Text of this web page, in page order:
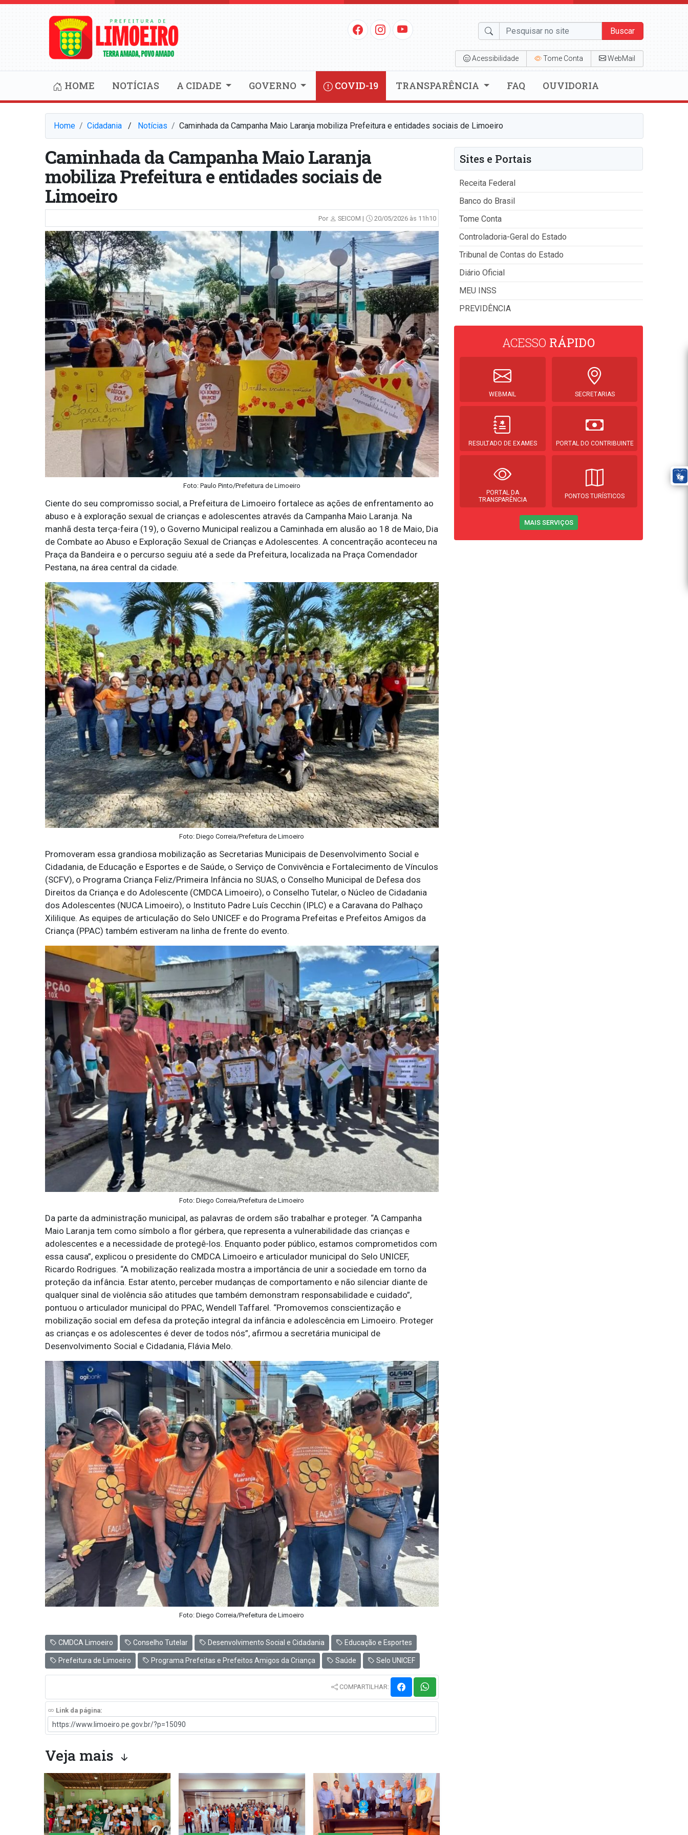
Buscar
Acessibilidade Tome Conta WebMail
HOME NOTÍCIAS A CIDADE GOVERNO COVID-19 TRANSPARÊNCIA FAQ OUVIDORIA
Home Cidadania⠀/⠀ Notícias Caminhada da Campanha Maio Laranja mobiliza Prefeitura e entidades sociais de Limoeiro
Caminhada da Campanha Maio Laranja
mobiliza Prefeitura e entidades sociais de
Limoeiro
Por SEICOM | 20/05/2026 às 11h10
Foto: Paulo Pinto/Prefeitura de Limoeiro
Ciente do seu compromisso social, a Prefeitura de Limoeiro fortalece as ações de enfrentamento ao
abuso e à exploração sexual de crianças e adolescentes através da Campanha Maio Laranja. Na
manhã desta terça-feira (19), o Governo Municipal realizou a Caminhada em alusão ao 18 de Maio, Dia
de Combate ao Abuso e Exploração Sexual de Crianças e Adolescentes. A concentração aconteceu na
Praça da Bandeira e o percurso seguiu até a sede da Prefeitura, localizada na Praça Comendador
Pestana, na área central da cidade.
Foto: Diego Correia/Prefeitura de Limoeiro
Promoveram essa grandiosa mobilização as Secretarias Municipais de Desenvolvimento Social e
Cidadania, de Educação e Esportes e de Saúde, o Serviço de Convivência e Fortalecimento de Vínculos
(SCFV), o Programa Criança Feliz/Primeira Infância no SUAS, o Conselho Municipal de Defesa dos
Direitos da Criança e do Adolescente (CMDCA Limoeiro), o Conselho Tutelar, o Núcleo de Cidadania
dos Adolescentes (NUCA Limoeiro), o Instituto Padre Luís Cecchin (IPLC) e a Caravana do Palhaço
Xililique. As equipes de articulação do Selo UNICEF e do Programa Prefeitas e Prefeitos Amigos da
Criança (PPAC) também estiveram na linha de frente do evento.
Foto: Diego Correia/Prefeitura de Limoeiro
Da parte da administração municipal, as palavras de ordem são trabalhar e proteger. “A Campanha
Maio Laranja tem como símbolo a flor gérbera, que representa a vulnerabilidade das crianças e
adolescentes e a necessidade de protegê-los. Enquanto poder público, estamos comprometidos com
essa causa”, explicou o presidente do CMDCA Limoeiro e articulador municipal do Selo UNICEF,
Ricardo Rodrigues. “A mobilização realizada mostra a importância de unir a sociedade em torno da
proteção da infância. Estar atento, perceber mudanças de comportamento e não silenciar diante de
qualquer sinal de violência são atitudes que também demonstram responsabilidade e cuidado”,
pontuou o articulador municipal do PPAC, Wendell Taffarel. “Promovemos conscientização e
mobilização social em defesa da proteção integral da infância e adolescência em Limoeiro. Proteger
as crianças e os adolescentes é dever de todos nós”, afirmou a secretária municipal de
Desenvolvimento Social e Cidadania, Flávia Melo.
Foto: Diego Correia/Prefeitura de Limoeiro
CMDCA Limoeiro Conselho Tutelar Desenvolvimento Social e Cidadania Educação e Esportes
Prefeitura de Limoeiro Programa Prefeitas e Prefeitos Amigos da Criança Saúde Selo UNICEF
COMPARTILHAR:
Link da página:
Veja mais
Sites e Portais
Receita Federal
Banco do Brasil
Tome Conta
Controladoria-Geral do Estado
Tribunal de Contas do Estado
Diário Oficial
MEU INSS
PREVIDÊNCIA
ACESSO RÁPIDO
WEBMAIL SECRETARIAS
RESULTADO DE EXAMES PORTAL DO CONTRIBUINTE
PORTAL DA
TRANSPARÊNCIA
PONTOS TURÍSTICOS
MAIS SERVIÇOS